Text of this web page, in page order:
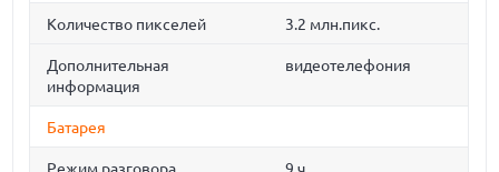
Количество пикселей 3.2 млн.пикс.
Дополнительная
информация
видеотелефония
Батарея